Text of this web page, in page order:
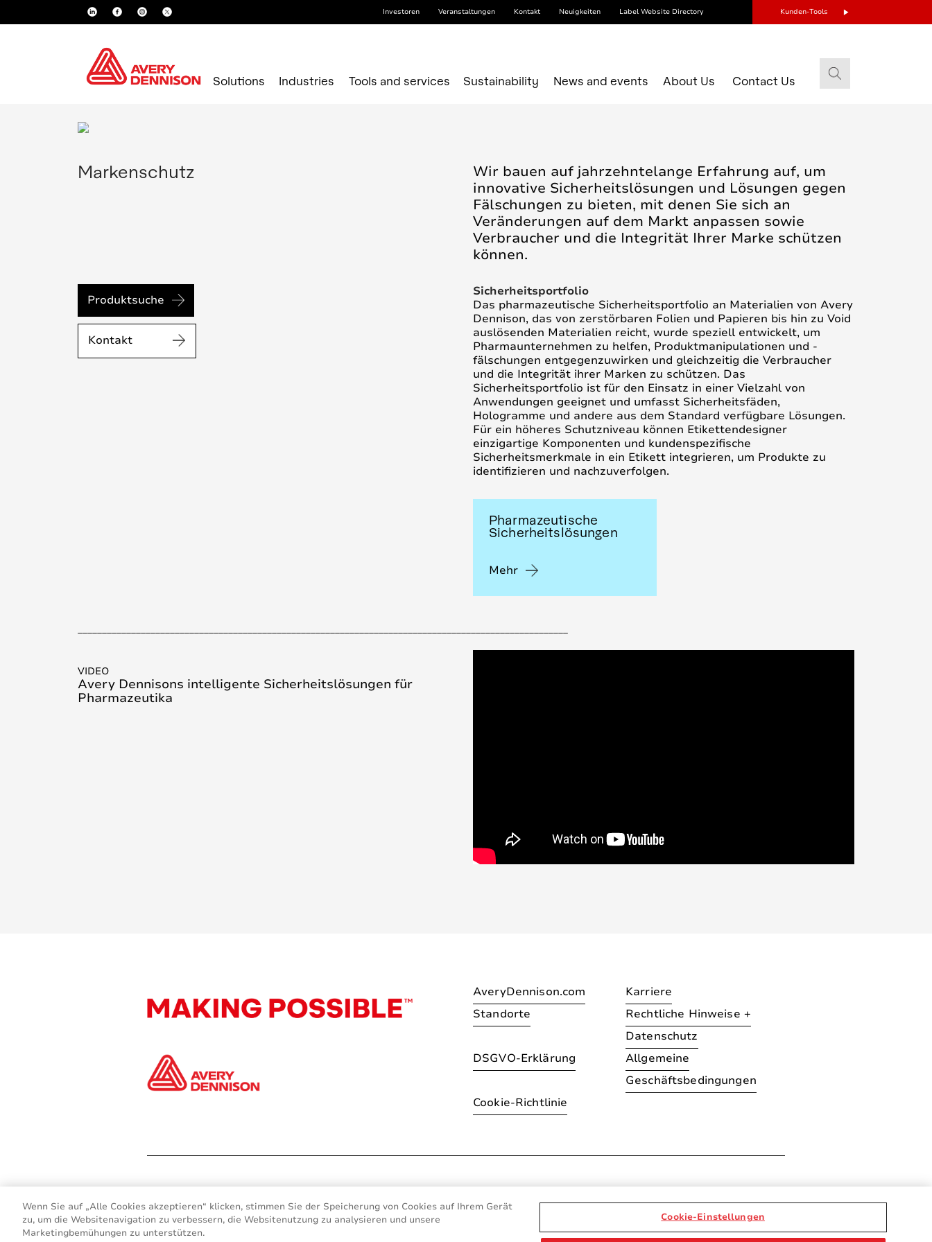
Investoren Veranstaltungen Kontakt Neuigkeiten Label Website Directory Kunden-Tools
Solutions Industries Tools and services Sustainability News and events About Us Contact Us
Markenschutz
Wir bauen auf jahrzehntelange Erfahrung auf, um
innovative Sicherheitslösungen und Lösungen gegen
Fälschungen zu bieten, mit denen Sie sich an
Veränderungen auf dem Markt anpassen sowie
Verbraucher und die Integrität Ihrer Marke schützen
können.
Produktsuche
Kontakt
Sicherheitsportfolio
Das pharmazeutische Sicherheitsportfolio an Materialien von Avery
Dennison, das von zerstörbaren Folien und Papieren bis hin zu Void
auslösenden Materialien reicht, wurde speziell entwickelt, um
Pharmaunternehmen zu helfen, Produktmanipulationen und -
fälschungen entgegenzuwirken und gleichzeitig die Verbraucher
und die Integrität ihrer Marken zu schützen. Das
Sicherheitsportfolio ist für den Einsatz in einer Vielzahl von
Anwendungen geeignet und umfasst Sicherheitsfäden,
Hologramme und andere aus dem Standard verfügbare Lösungen.
Für ein höheres Schutzniveau können Etikettendesigner
einzigartige Komponenten und kundenspezifische
Sicherheitsmerkmale in ein Etikett integrieren, um Produkte zu
identifizieren und nachzuverfolgen.
Pharmazeutische
Sicherheitslösungen
Mehr
_____________________________________________________________________________________________________
Loading...
VIDEO
Avery Dennisons intelligente Sicherheitslösungen für
Pharmazeutika
AveryDennison.com
Karriere
Standorte
Rechtliche Hinweise +
Datenschutz
DSGVO-Erklärung
Allgemeine
Geschäftsbedingungen
Cookie-Richtlinie
Wenn Sie auf „Alle Cookies akzeptieren“ klicken, stimmen Sie der Speicherung von Cookies auf Ihrem Gerät
zu, um die Websitenavigation zu verbessern, die Websitenutzung zu analysieren und unsere
Marketingbemühungen zu unterstützen.
Cookie-Einstellungen